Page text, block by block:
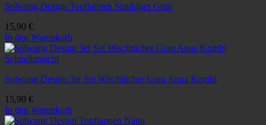
Solwang Design Topflappen Staubiges Grün
15,90 €
In den Warenkorb
Schnellansicht
Solwang Design 3er Set Wischtücher Grau Aqua Kombi
15,90 €
In den Warenkorb